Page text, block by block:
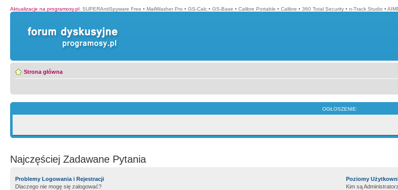
Aktualizacje na programosy.pl: SUPERAntiSpyware Free • MailWasher Pro • GS-Calc • GS-Base • Calibre Portable • Calibre • 360 Total Security • n-Track Studio •
Strona główna
OGŁOSZENIE:
Najczęściej Zadawane Pytania
Problemy Logowania i Rejestracji
Dlaczego nie mogę się zalogować?
Poziomy
Kim są